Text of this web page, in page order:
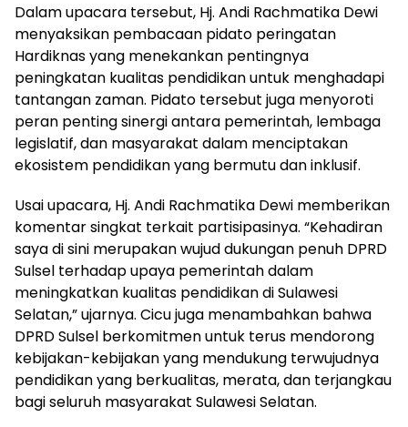
Dalam upacara tersebut, Hj. Andi Rachmatika Dewi
menyaksikan pembacaan pidato peringatan
Hardiknas yang menekankan pentingnya
peningkatan kualitas pendidikan untuk menghadapi
tantangan zaman. Pidato tersebut juga menyoroti
peran penting sinergi antara pemerintah, lembaga
legislatif, dan masyarakat dalam menciptakan
ekosistem pendidikan yang bermutu dan inklusif.
Usai upacara, Hj. Andi Rachmatika Dewi memberikan
komentar singkat terkait partisipasinya. “Kehadiran
saya di sini merupakan wujud dukungan penuh DPRD
Sulsel terhadap upaya pemerintah dalam
meningkatkan kualitas pendidikan di Sulawesi
Selatan,” ujarnya. Cicu juga menambahkan bahwa
DPRD Sulsel berkomitmen untuk terus mendorong
kebijakan-kebijakan yang mendukung terwujudnya
pendidikan yang berkualitas, merata, dan terjangkau
bagi seluruh masyarakat Sulawesi Selatan.